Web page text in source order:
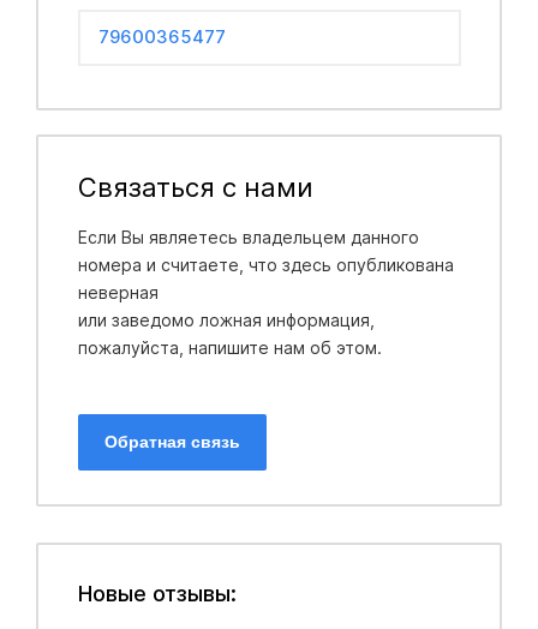
79600365477
Связаться с нами
Если Вы являетесь владельцем данного
номера и считаете, что здесь опубликована
неверная
или заведомо ложная информация,
пожалуйста, напишите нам об этом.
Обратная связь
Новые отзывы: